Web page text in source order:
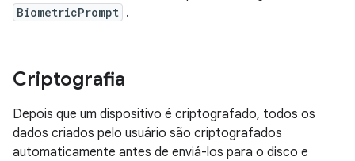
BiometricPrompt .
Criptografia
Depois que um dispositivo é criptografado, todos os
dados criados pelo usuário são criptografados
automaticamente antes de enviá-los para o disco e